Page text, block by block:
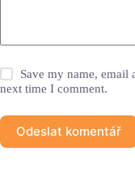
Save my name, email
next time I comment.
Odeslat komentář